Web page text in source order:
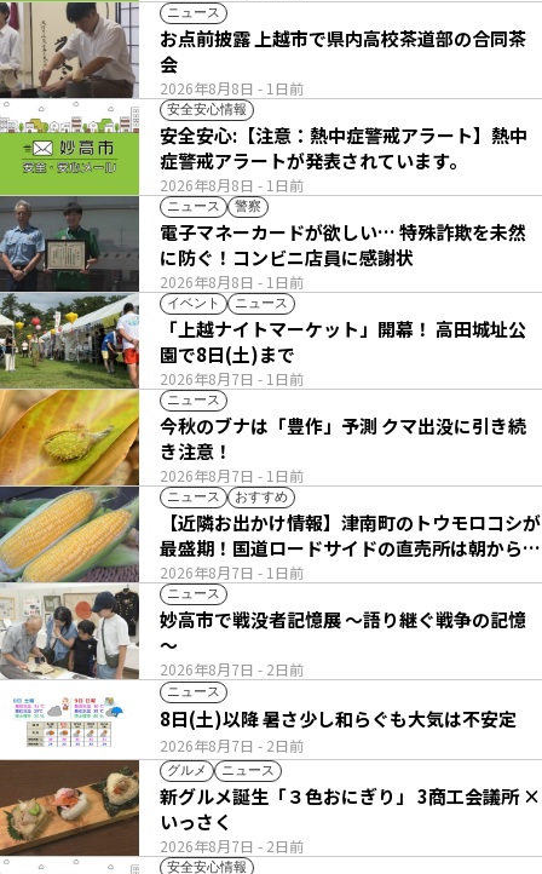
ニュース
2026年8月8日 - 1日前
お点前披露 上越市で県内高校茶道部の合同茶
会
安全安心情報
2026年8月8日 - 1日前
安全安心:【注意：熱中症警戒アラート】熱中
症警戒アラートが発表されています。
ニュース 警察
2026年8月8日 - 1日前
電子マネーカードが欲しい… 特殊詐欺を未然
に防ぐ！コンビニ店員に感謝状
イベント ニュース
2026年8月7日 - 1日前
「上越ナイトマーケット」開幕！ 高田城址公
園で8日(土)まで
ニュース
2026年8月7日 - 1日前
今秋のブナは「豊作」予測 クマ出没に引き続
き注意！
ニュース おすすめ
2026年8月7日 - 1日前
【近隣お出かけ情報】津南町のトウモロコシが
最盛期！国道ロードサイドの直売所は朝から長
い列
ニュース
2026年8月7日 - 2日前
妙高市で戦没者記憶展 ～語り継ぐ戦争の記憶
～
ニュース
2026年8月7日 - 2日前
8日(土)以降 暑さ少し和らぐも大気は不安定
グルメ ニュース
2026年8月7日 - 2日前
新グルメ誕生「３色おにぎり」 3商工会議所 ×
いっさく
安全安心情報